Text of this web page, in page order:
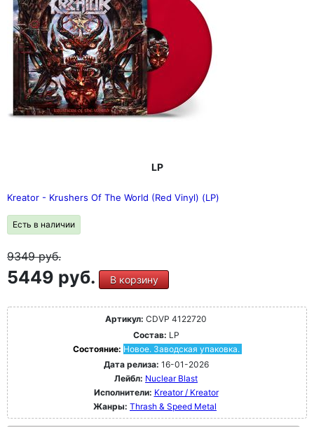
LP
Kreator - Krushers Of The World (Red Vinyl) (LP)
Есть в наличии
9349руб.
5449 руб. В корзину
Артикул: CDVP 4122720
Состав: LP
Состояние: Новое. Заводская упаковка.
Дата релиза: 16-01-2026
Лейбл: Nuclear Blast
Исполнители: Kreator / Kreator
Жанры: Thrash & Speed Metal